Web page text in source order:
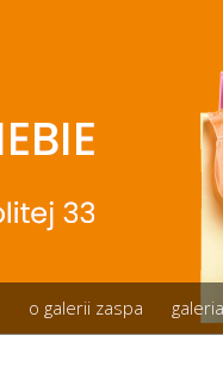
o galerii zaspa